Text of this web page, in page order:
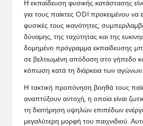
Η εκπαίδευση φυσικής κατάστασης
για τους παίκτες ODI προκειμένου να
φυσικές τους ικανότητες,
δύναμης, της ταχύτητας και της
δομημένο πρόγραμμα εκπαίδευσης
σε βελτιωμένη απόδοση στο γήπεδο
κόπωση κατά τη διάρκεια των αγώνων.
Η τακτική προπόνηση βοηθά τους
αναπτύξουν αντοχή, η οποία είναι
τη διατήρηση υψηλών επιπέδων
μεγαλύτερη μορφή του παιχνιδιού.